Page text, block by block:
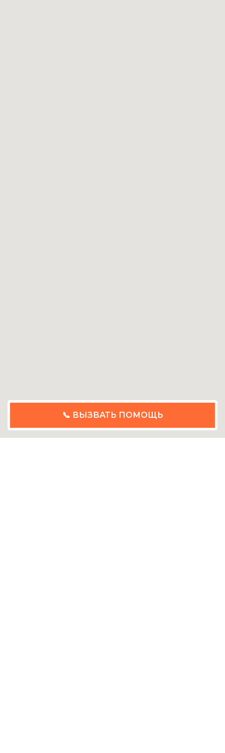
📞 ВЫЗВАТЬ ПОМОЩЬ